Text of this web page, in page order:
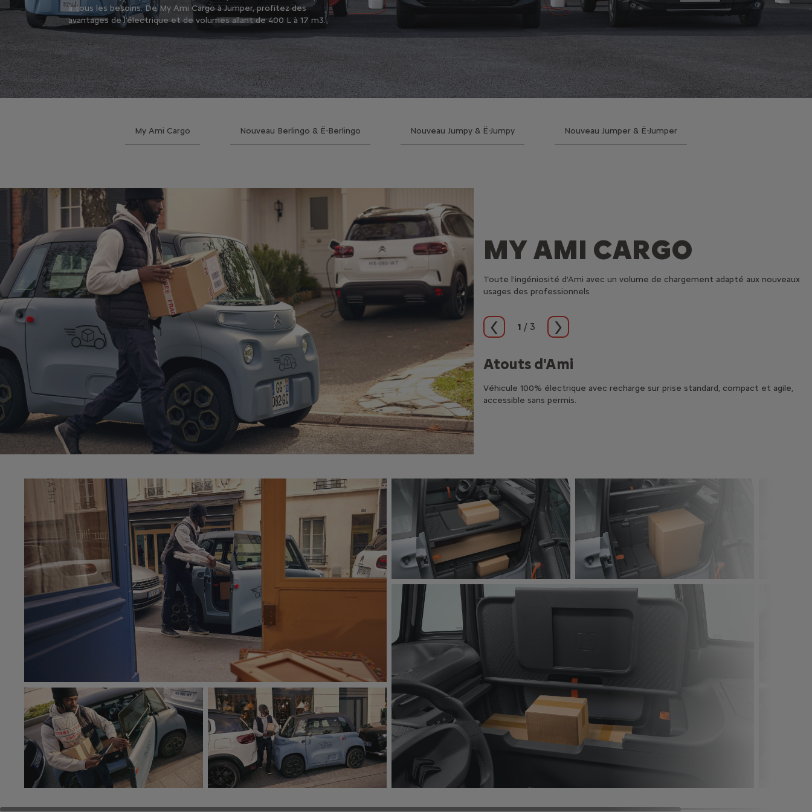
à tous les besoins. De My Ami Cargo à Jumper, profitez des
avantages de l'électrique et de volumes allant de 400 L à 17 m3.
My Ami Cargo Nouveau Berlingo & Ë-Berlingo Nouveau Jumpy & Ë-Jumpy Nouveau Jumper & Ë-Jumper
MY AMI CARGO
Toute l'ingéniosité d'Ami avec un volume de chargement adapté aux nouveaux
usages des professionnels
Précédent
Charge utile optimale
La zone passager est aménagée en un espace de rangement adapté pouvant
accueillir une charge utile de 140 kg
Atouts d'Ami
Véhicule 100% électrique avec recharge sur prise standard, compact et agile,
accessible sans permis.
1 / 3 Suivant